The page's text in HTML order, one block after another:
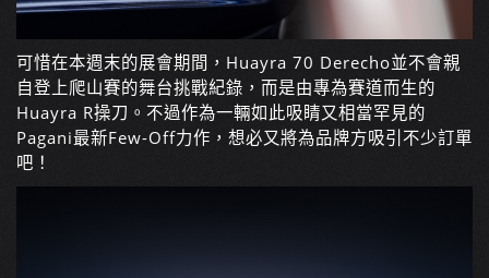
可惜在本週末的展會期間，Huayra 70 Derecho並不會親
自登上爬山賽的舞台挑戰紀錄，而是由專為賽道而生的
Huayra R操刀。不過作為一輛如此吸睛又相當罕見的
Pagani最新Few-Off力作，想必又將為品牌方吸引不少訂單
吧！